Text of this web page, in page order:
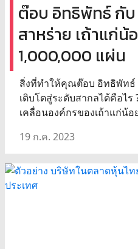
ต๊อบ อิทธิพัทธ์ กับ
สาหร่าย เถ้าแก่น้
1,000,000 แผ่น
สิ่งที่ทำให้คุณต๊อบ อิทธิพัทธ์
เติบโตสู่ระดับสากลได้คือไ
เคลื่อนองค์กรของเถ้าแก่น้
19 ก.ค. 2023